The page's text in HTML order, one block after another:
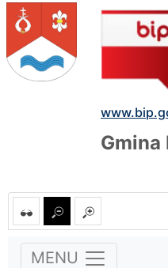
Gmina
MENU